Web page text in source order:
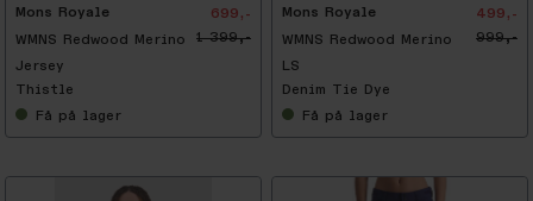
Mons Royale
WMNS Redwood Merino
Jersey
699,-
1 399,-
Thistle
Få på lager
Mons Royale
WMNS Redwood Merino
LS
499,-
999,-
Denim Tie Dye
Få på lager